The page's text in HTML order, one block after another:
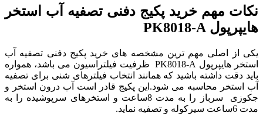
نکات مهم خرید پکیج دفنی تصفیه آب استخر
هایپرپول PK8018-A
یکی از اصلی مهم ترین مشخصه های خرید پکیج دفنی تصفیه آب
استخر هایپرپول PK8018-A ظرفیت فیلتراسیون می باشد، همواره
باید دقت داشته باشید که همانند انتخاب فیلترهای شنی برای تصفیه
آب استخر محاسبه می شود.این پکیج قادر است آب درون استخر و
جکوزی سرباز را به مدت 8ساعت و استخرهای سرپوشیده را به
مدت 6ساعت سیرکوله و تصفیه نماید.